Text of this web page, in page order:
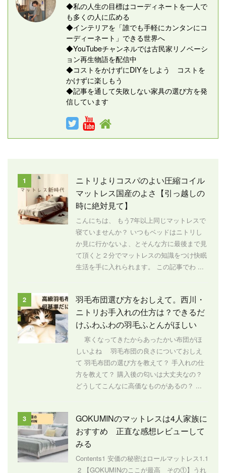
◆私の人生の目標はコーディネートを一人で
も多くの人に広める
◆インテリアを「誰でも手軽にカンタンにコ
ーディーネート」できる世界へ
◆YouTubeチャンネルでは古民家リノベーシ
ョン再生物語を配信中
◆コストをかけずにDIYをしよう コストを
かけずに楽しもう
◆記事を通して失敗しない家具の選び方を発
信しています
1
ニトリよりコスパのよい圧縮コイル
マットレス国産のよさ【引っ越しの
時に絶対見て】
こんにちは、 もう7年以上同じマットレスで
寝ていませんか？ いつもベッドはニトリし
か見に行かないよ、とそんな方に最後まで見
て頂くと２分でマットレスの知識をつけ快眠
生活を手に入れられます。 この記事でわ ...
2
羽毛布団選び方をおしえて。西川・
ニトリお手入れの仕方は？できるだ
けふわふわの羽毛ふとんがほしい
寒くなってきたからあったかい布団がほ
しいよね 羽毛布団の良さについておしえ
て 羽毛布団の選び方を教えて？ 手入れの仕
方を教えて？ 購入後の匂いは大丈夫なの？
どうしてこんなに高価なものがあるの？ ...
3
GOKUMINのマットレスは4人家族に
おすすめ 正直な感想レビューして
みる
Contents1 安価の秘密はロールマットレス1.1
2 【GOKUMINのここが最高 その①】うれ